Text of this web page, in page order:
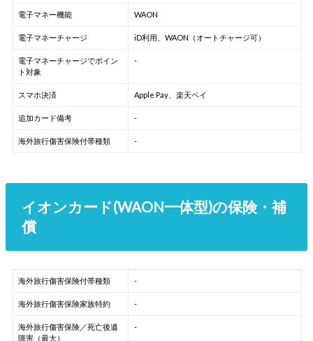
電子マネー機能 WAON
電子マネーチャージ iD利用、WAON（オートチャージ可）
電子マネーチャージでポイン
ト対象
-
スマホ決済 Apple Pay、楽天ペイ
追加カード備考 -
海外旅行傷害保険付帯種類 -
イオンカード(WAON一体型)の保険・補
償
海外旅行傷害保険付帯種類 -
海外旅行傷害保険家族特約 -
海外旅行傷害保険／死亡後遺
障害（最大）
-